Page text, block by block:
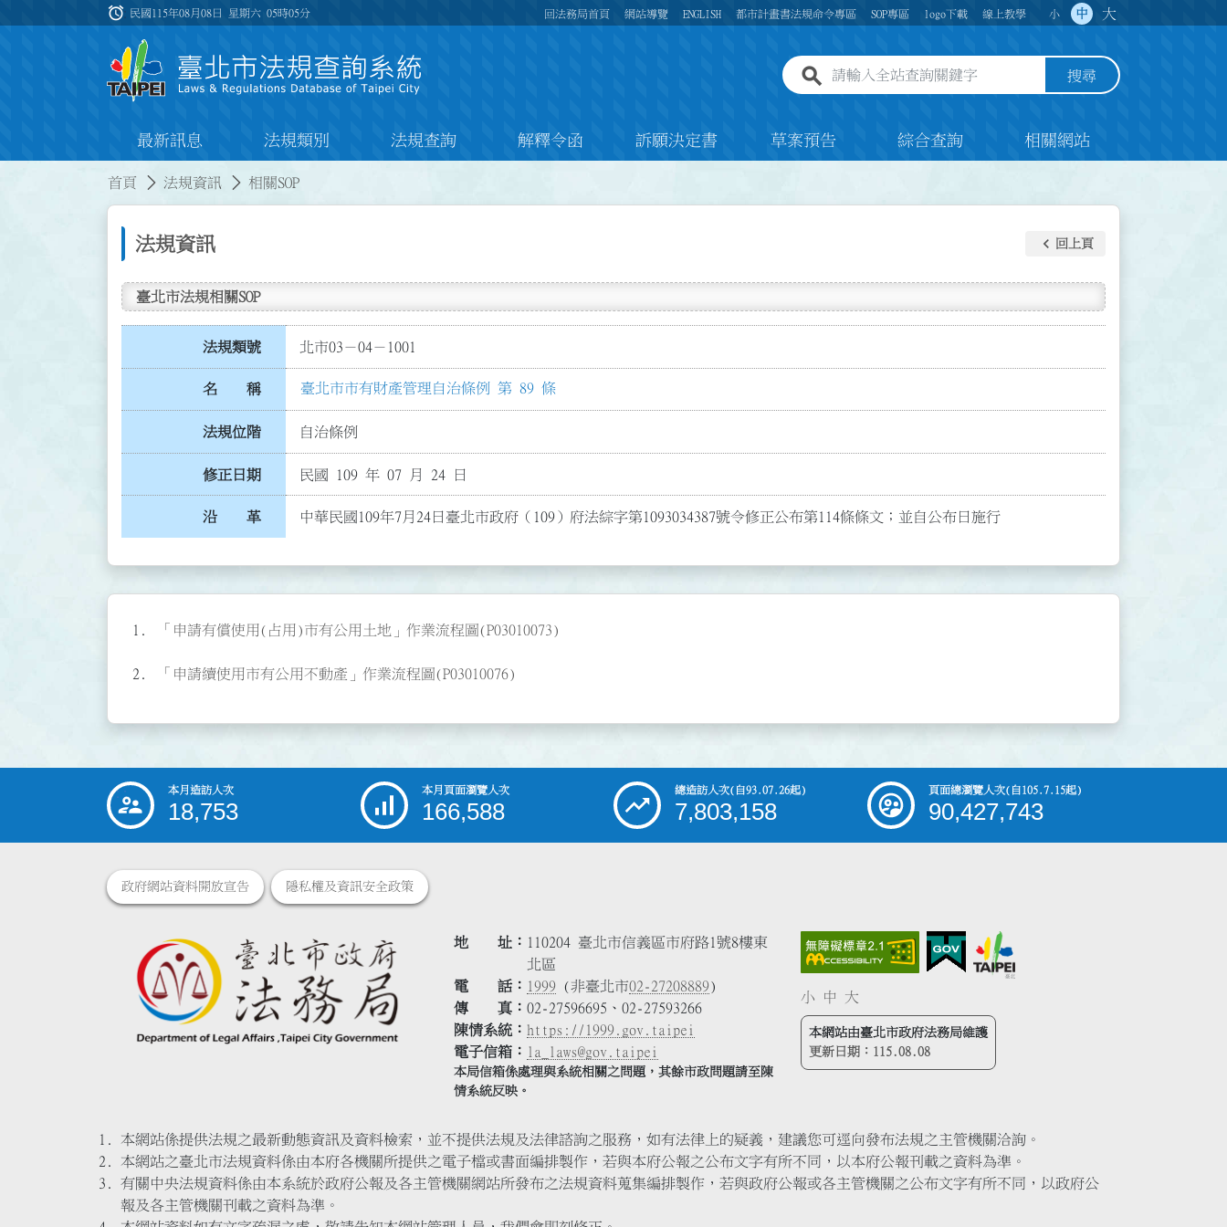
:::
alarm 民國115年08月08日 星期六05時05分 回法務局首頁 網站導覽 ENGLISH 都市計畫書法規命令專區 SOP專區 logo下載 線上教學 小 中 大
全站查詢關鍵字欄位 搜尋
最新訊息 法規類別 法規查詢 解釋令函 訴願決定書 草案預告 綜合查詢 相關網站
首頁 法規資訊 相關SOP
法規資訊 keyboard_arrow_left 回上頁
臺北市法規相關SOP
法規類號 北市03－04－1001
名 稱 臺北市市有財產管理自治條例 第 89 條
法規位階 自治條例
修正日期 民國 109 年 07 月 24 日
沿 革 中華民國109年7月24日臺北市政府（109）府法綜字第1093034387號令修正公布第114條條文；並自公布日施行
「申請有償使用(占用)市有公用土地」作業流程圖(P03010073)
「申請續使用市有公用不動產」作業流程圖(P03010076)
::: 本月造訪人次
18,753
本月頁面瀏覽人次
166,588
總造訪人次(自93.07.26起)
7,803,158
頁面總瀏覽人次(自105.7.15起)
90,427,743
政府網站資料開放宣告 隱私權及資訊安全政策
地 址
110204 臺北市信義區市府路1號8樓東
北區
電 話
1999 (非臺北市02-27208889)
傳 真
02-27596695、02-27593266
陳情系統
https://1999.gov.taipei
電子信箱
la_laws@gov.taipei
本局信箱係處理與系統相關之問題，其餘市政問題請至陳
情系統反映。
小 中 大
本網站由臺北市政府法務局維護
更新日期： 115.08.08
本網站係提供法規之最新動態資訊及資料檢索，並不提供法規及法律諮詢之服務，如有法律上的疑義，建議您可逕向發布法規之主管機關洽詢。
本網站之臺北市法規資料係由本府各機關所提供之電子檔或書面編排製作，若與本府公報之公布文字有所不同，以本府公報刊載之資料為準。
有關中央法規資料係由本系統於政府公報及各主管機關網站所發布之法規資料蒐集編排製作，若與政府公報或各主管機關之公布文字有所不同，以政府公
報及各主管機關刊載之資料為準。